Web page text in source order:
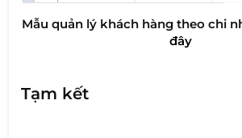
Mẫu quản lý khách hàng theo chi
đây
Tạm kết